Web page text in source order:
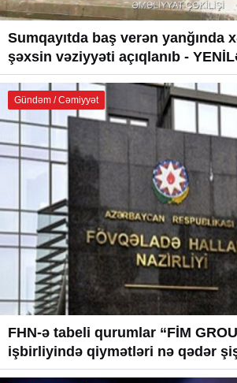
Sumqayıtda baş verən yanğında
şəxsin vəziyyəti açıqlanıb -
Gündəm / Cəmiyyət
FHN-ə tabeli qurumlar “FİM
işbirliyində qiymətləri nə qədər